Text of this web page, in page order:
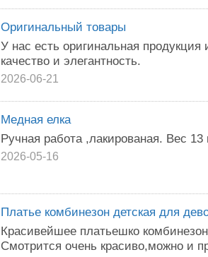
Оригинальный товары
У нас есть оригинальная
качество и элегантность.
2026-06-21
Медная елка
Ручная работа ,лакированая. Вес 13
2026-05-16
Платье комбинезон детская для
Красивейшее платьешко
Смотрится очень красиво,можно и